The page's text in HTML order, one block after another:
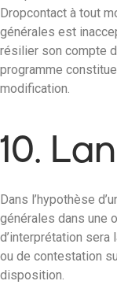
Dropcontact à tout
générales est
résilier son compte
programme
modification.
10.
Dans l’hypothèse
générales dans une
d’interprétation sera
ou de contestation
disposition.